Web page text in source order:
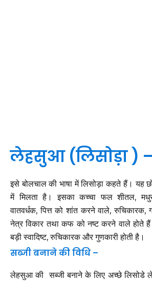
लेहसुआ (लिसोड़ा ) –
इसे बोलचाल की भाषा में लिसोड़ा कहते हैं। यह
में मिलता है। इसका कच्चा फल शीतल,
वातवर्धक, पित्त को शांत करने वाले, रुचिकारक,
नेत्र विकार तथा कफ को नष्ट करने वाले होते
बड़ी स्वादिष्ट, रुचिकारक और गुणकारी होती है।
सब्जी बनाने की विधि –
लेहसुआ की सब्जी बनाने के लिए अच्छे लिसोडे